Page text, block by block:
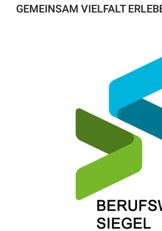
GEMEINSAM VIELFALT